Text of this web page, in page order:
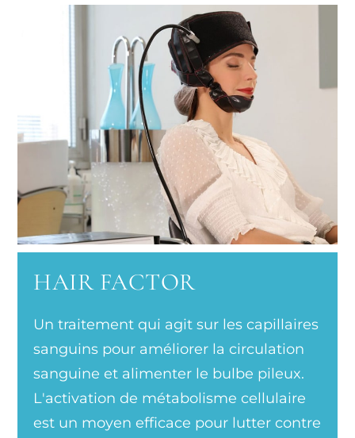
HAIR FACTOR
Un traitement qui agit sur les capillaires
sanguins pour améliorer la circulation
sanguine et alimenter le bulbe pileux.
L'activation de métabolisme cellulaire
est un moyen efficace pour lutter contre